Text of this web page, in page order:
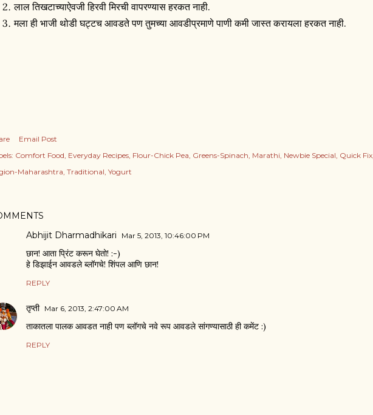
लाल तिखटाच्याऐवजी हिरवी मिरची वापरण्यास हरकत नाही.
मला ही भाजी थोडी घट्टच आवडते पण तुमच्या आवडीप्रमाणे पाणी कमी जास्त करायला हरकत नाही.
Email Post
Comfort Food Everyday Recipes Flour-Chick Pea Greens-Spinach Marathi Newbie Special Quick Fix
Maharashtra Traditional Yogurt
Abhijit Dharmadhikari
Mar 5, 2013, 10:46:00 PM
छान! आता प्रिंट करून घेतो! :-)
हे डिझाईन आवडले ब्लॉगचे! शिंपल आणि छान!
REPLY
तृप्ती Mar 6, 2013, 2:47:00 AM
ताकातला पालक आवडत नाही पण ब्लॉगचे नवे रूप आवडले सांगण्यासाठी ही कमेंट :)
REPLY